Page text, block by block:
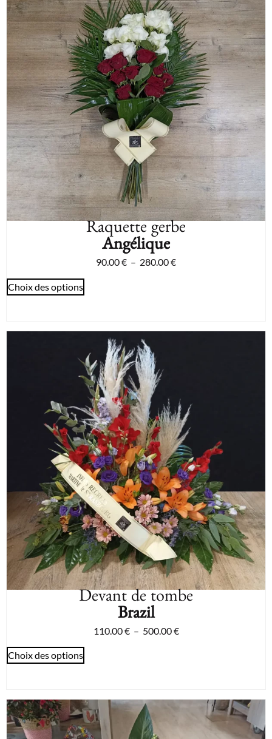
Raquette gerbe
Angélique
90.00€ – 280.00€
Choix des options
Devant de tombe
Brazil
110.00€ – 500.00€
Choix des options